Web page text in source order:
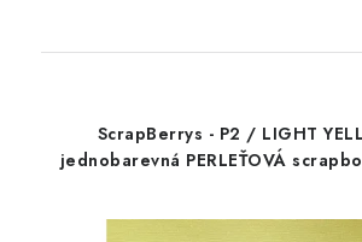
ScrapBerrys - P2 / LIGHT
jednobarevná PERLEŤOVÁ